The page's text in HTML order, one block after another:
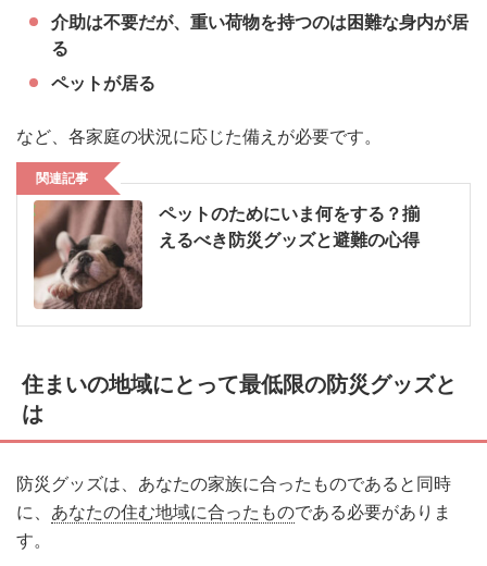
介助は不要だが、重い荷物を持つのは困難な身内が居
る
ペットが居る
など、各家庭の状況に応じた備えが必要です。
関連記事
ペットのためにいま何をする？揃
えるべき防災グッズと避難の心得
住まいの地域にとって最低限の防災グッズと
は
防災グッズは、あなたの家族に合ったものであると同時
に、 あなたの住む地域に合ったものである必要がありま
す。